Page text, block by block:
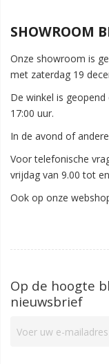
SHOWROOM
Onze showroom is
met zaterdag 19
De winkel is
17:00 uur.
In de avond of
Voor telefonische
vrijdag van 9.00 tot
Ook op onze
Op de hoogte
nieuwsbrief